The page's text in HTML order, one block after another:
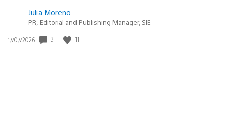
Julia Moreno
PR, Editorial and Publishing Manager, SIE
Data
17/07/2026 3 11